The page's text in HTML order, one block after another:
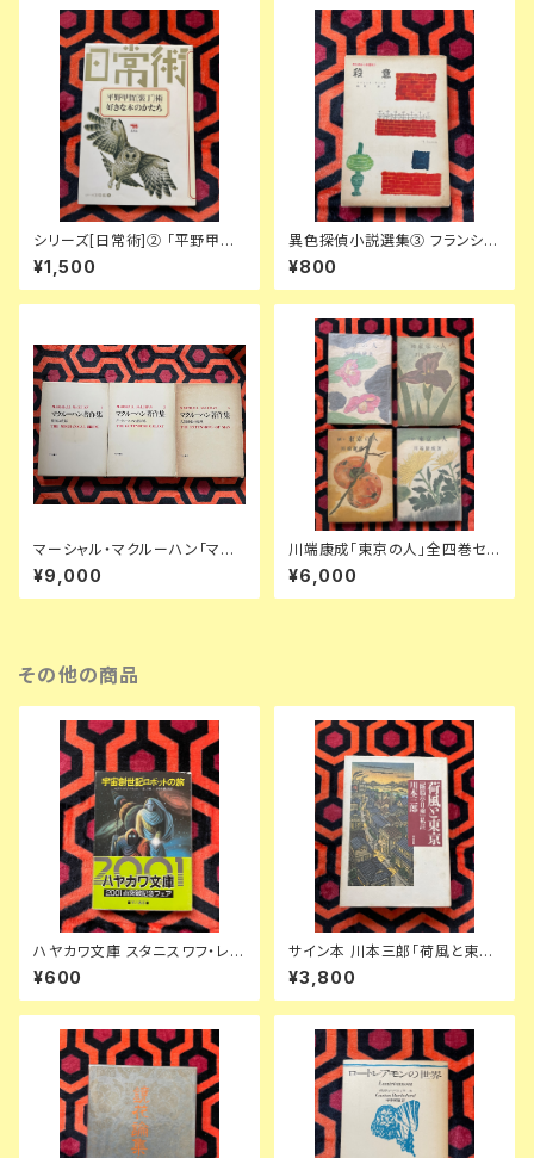
シリーズ[日常術]② 「平野甲賀
[装丁]術・好きな本のかたち」晶
文社
¥1,500
異色探偵小説選集③ フランシ
ス・アイルズ「殺意」延原謙 訳 初
版 装幀:花森安治 日本出版共同
株式会社
¥800
マーシャル・マクルーハン「マク
ルーハン著作集」1〜3全巻セッ
ト 函入り 井坂学・後藤和彦・高
儀進訳 装幀:粟津潔 竹内書店
¥9,000
川端康成「東京の人」全四巻セッ
ト 装幀:金島桂華 新潮社
¥6,000
その他の商品
ハヤカワ文庫 スタニスワフ・レム
「宇宙創世記ロボットの旅」吉上
昭三・村手義治 訳 帯付き 早川
書房 SF
¥600
サイン本 川本三郎「荷風と東京
『断腸亭日乗』私註」初版 都市出
版 東京人
¥3,800